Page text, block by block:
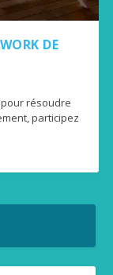
DE
pour résoudre
participez